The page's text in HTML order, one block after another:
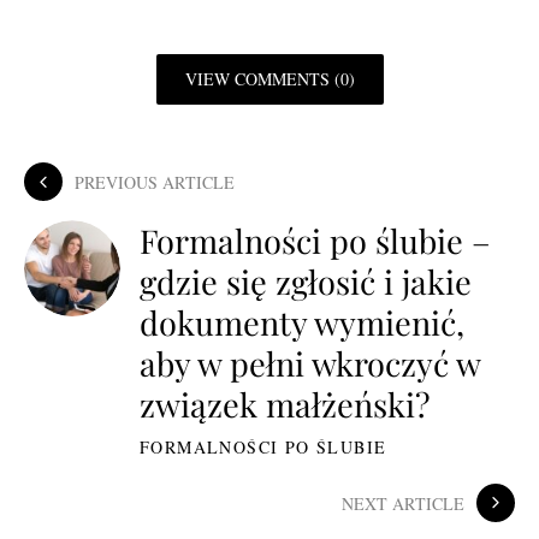
VIEW COMMENTS (0)
PREVIOUS ARTICLE
Formalności po ślubie –
gdzie się zgłosić i jakie
dokumenty wymienić,
aby w pełni wkroczyć w
związek małżeński?
FORMALNOŚCI PO ŚLUBIE
NEXT ARTICLE